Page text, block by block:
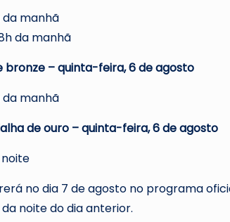
da manhã
da manhã
bronze – quinta-feira, 6 de agosto
da manhã
de ouro – quinta-feira, 6 de agosto
noite
no dia 7 de agosto no programa
noite do dia anterior.